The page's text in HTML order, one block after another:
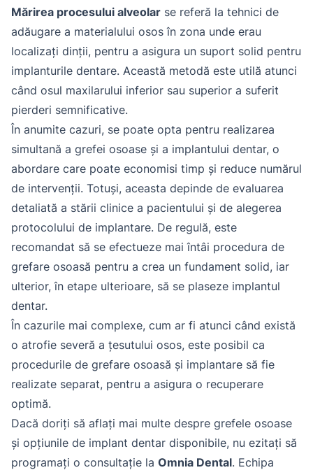
Mărirea procesului alveolar se referă la tehnici de
adăugare a materialului osos în zona unde erau
localizați dinții, pentru a asigura un suport solid pentru
implanturile dentare. Această metodă este utilă atunci
când osul maxilarului inferior sau superior a suferit
pierderi semnificative.
În anumite cazuri, se poate opta pentru realizarea
simultană a grefei osoase și a implantului dentar, o
abordare care poate economisi timp și reduce numărul
de intervenții. Totuși, aceasta depinde de evaluarea
detaliată a stării clinice a pacientului și de alegerea
protocolului de implantare. De regulă, este
recomandat să se efectueze mai întâi procedura de
grefare osoasă pentru a crea un fundament solid, iar
ulterior, în etape ulterioare, să se plaseze implantul
dentar.
În cazurile mai complexe, cum ar fi atunci când există
o atrofie severă a țesutului osos, este posibil ca
procedurile de grefare osoasă și implantare să fie
realizate separat, pentru a asigura o recuperare
optimă.
Dacă doriți să aflați mai multe despre grefele osoase
și opțiunile de implant dentar disponibile, nu ezitați să
programați o consultație la Omnia Dental. Echipa